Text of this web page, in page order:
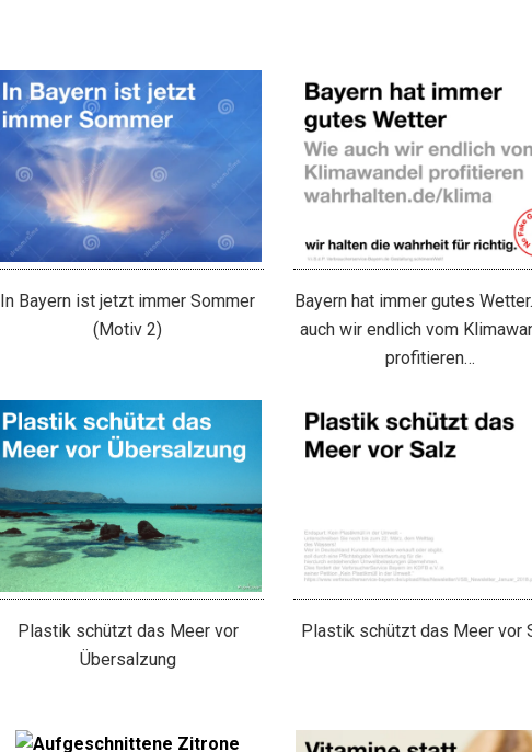
In Bayern ist jetzt immer Sommer
(Motiv 2)
Bayern hat immer gutes
auch wir endlich vom
profitieren…
Plastik schützt das Meer vor
Übersalzung
Plastik schützt das Meer vor